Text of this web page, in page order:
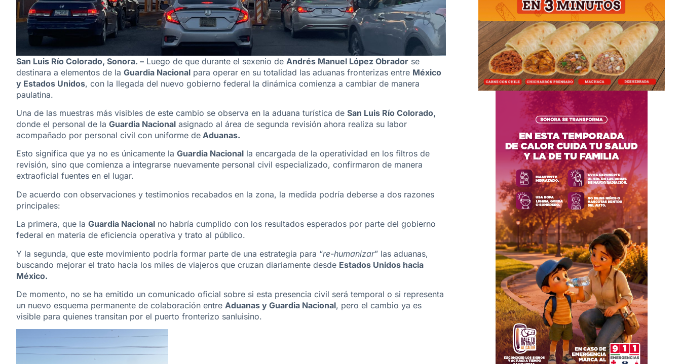
San Luis Río Colorado, Sonora. – Luego de que durante el sexenio de Andrés Manuel López Obrador se
destinara a elementos de la Guardia Nacional para operar en su totalidad las aduanas fronterizas entre México
y Estados Unidos, con la llegada del nuevo gobierno federal la dinámica comienza a cambiar de manera
paulatina.
Una de las muestras más visibles de este cambio se observa en la aduana turística de San Luis Río Colorado,
donde el personal de la Guardia Nacional asignado al área de segunda revisión ahora realiza su labor
acompañado por personal civil con uniforme de Aduanas.
Esto significa que ya no es únicamente la Guardia Nacional la encargada de la operatividad en los filtros de
revisión, sino que comienza a integrarse nuevamente personal civil especializado, confirmaron de manera
extraoficial fuentes en el lugar.
De acuerdo con observaciones y testimonios recabados en la zona, la medida podría deberse a dos razones
principales:
La primera, que la Guardia Nacional no habría cumplido con los resultados esperados por parte del gobierno
federal en materia de eficiencia operativa y trato al público.
Y la segunda, que este movimiento podría formar parte de una estrategia para “re-humanizar” las aduanas,
buscando mejorar el trato hacia los miles de viajeros que cruzan diariamente desde Estados Unidos hacia
México.
De momento, no se ha emitido un comunicado oficial sobre si esta presencia civil será temporal o si representa
un nuevo esquema permanente de colaboración entre Aduanas y Guardia Nacional, pero el cambio ya es
visible para quienes transitan por el puerto fronterizo sanluisino.